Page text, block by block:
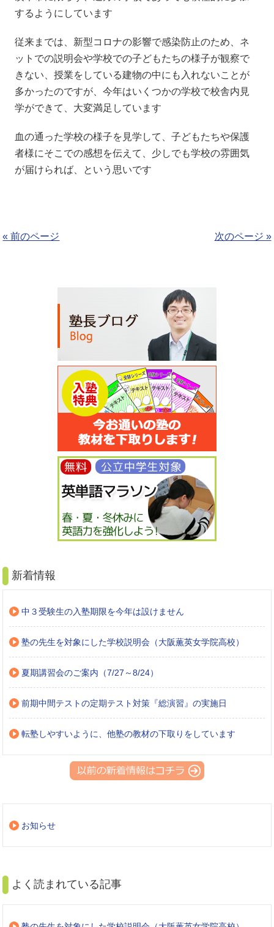
するようにしています
従来までは、新型コロナの影響で感染防止のため、ネ
ットでの説明会や学校での子どもたちの様子が観察で
きない、授業をしている建物の中にも入れないことが
多かったのですが、今年はいくつかの学校で校舎内見
学ができて、大変満足しています
血の通った学校の様子を見学して、子どもたちや保護
者様にそこでの感想を伝えて、少しでも学校の雰囲気
が届けられば、という思いです
« 前のページ 次のページ »
新着情報
中３受験生の入塾期限を今年は設けません
塾の先生を対象にした学校説明会（大阪薫英女学院高校）
夏期講習会のご案内（7/27～8/24）
前期中間テストの定期テスト対策『総演習』の実施日
転塾しやすいように、他塾の教材の下取りをしています
お知らせ
よく読まれている記事